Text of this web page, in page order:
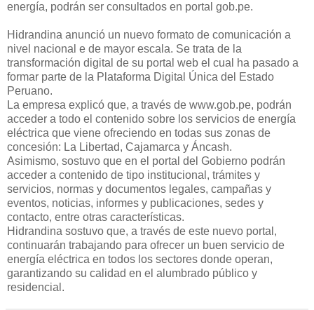
energía, podrán ser consultados en portal gob.pe.
Hidrandina anunció un nuevo formato de comunicación a
nivel nacional e de mayor escala. Se trata de la
transformación digital de su portal web el cual ha pasado a
formar parte de la Plataforma Digital Única del Estado
Peruano.
La empresa explicó que, a través de www.gob.pe, podrán
acceder a todo el contenido sobre los servicios de energía
eléctrica que viene ofreciendo en todas sus zonas de
concesión: La Libertad, Cajamarca y Áncash.
Asimismo, sostuvo que en el portal del Gobierno podrán
acceder a contenido de tipo institucional, trámites y
servicios, normas y documentos legales, campañas y
eventos, noticias, informes y publicaciones, sedes y
contacto, entre otras características.
Hidrandina sostuvo que, a través de este nuevo portal,
continuarán trabajando para ofrecer un buen servicio de
energía eléctrica en todos los sectores donde operan,
garantizando su calidad en el alumbrado público y
residencial.